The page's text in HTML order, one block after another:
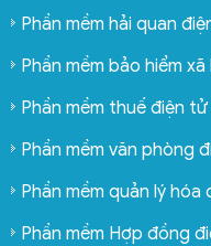
Phần mềm hải quan
Phần mềm bảo hiểm
Phần mềm thuế điện tử
Phần mềm văn phòng
Phần mềm quản lý
Phần mềm Hợp đồng